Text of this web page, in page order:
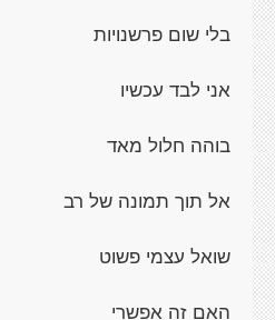
בלי שום פרשנויות
אני לבד עכשיו
בוהה חלול מאד
אל תוך תמונה של רב
שואל עצמי פשוט
האם זה אפשרי